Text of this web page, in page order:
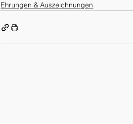
Ehrungen & Auszeichnungen